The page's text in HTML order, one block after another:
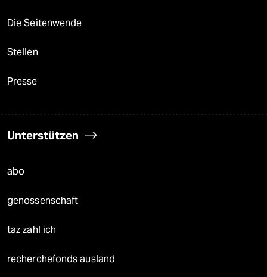
Die Seitenwende
Stellen
Presse
Unterstützen
abo
genossenschaft
taz zahl ich
recherchefonds ausland